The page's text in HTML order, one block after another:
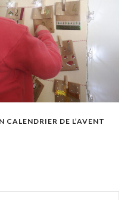
CALENDRIER DE L’AVENT